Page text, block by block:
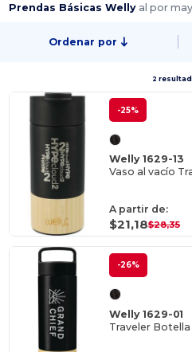
Prendas Básicas Welly al por
Ordenar por
2
-25%
Welly 1629-13
Vaso al vacío
A partir de:
$21,18$28,35
-26%
Welly 1629-01
Traveler Botella